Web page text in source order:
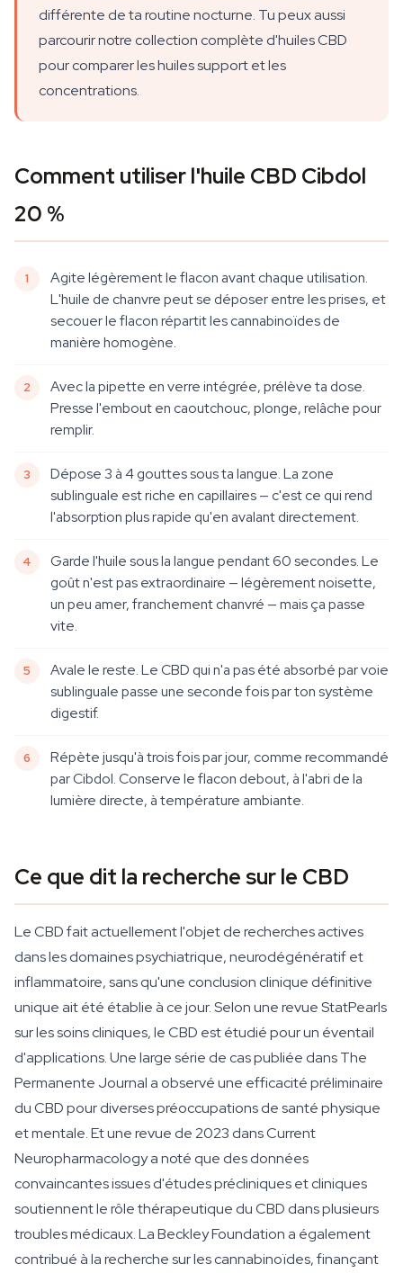
différente de ta routine nocturne. Tu peux aussi
parcourir notre collection complète d'huiles CBD
pour comparer les huiles support et les
concentrations.
Comment utiliser l'huile CBD Cibdol
20 %
Agite légèrement le flacon avant chaque utilisation.
L'huile de chanvre peut se déposer entre les prises, et
secouer le flacon répartit les cannabinoïdes de
manière homogène.
Avec la pipette en verre intégrée, prélève ta dose.
Presse l'embout en caoutchouc, plonge, relâche pour
remplir.
Dépose 3 à 4 gouttes sous ta langue. La zone
sublinguale est riche en capillaires — c'est ce qui rend
l'absorption plus rapide qu'en avalant directement.
Garde l'huile sous la langue pendant 60 secondes. Le
goût n'est pas extraordinaire — légèrement noisette,
un peu amer, franchement chanvré — mais ça passe
vite.
Avale le reste. Le CBD qui n'a pas été absorbé par voie
sublinguale passe une seconde fois par ton système
digestif.
Répète jusqu'à trois fois par jour, comme recommandé
par Cibdol. Conserve le flacon debout, à l'abri de la
lumière directe, à température ambiante.
Ce que dit la recherche sur le CBD
Le CBD fait actuellement l'objet de recherches actives
dans les domaines psychiatrique, neurodégénératif et
inflammatoire, sans qu'une conclusion clinique définitive
unique ait été établie à ce jour. Selon une revue StatPearls
sur les soins cliniques, le CBD est étudié pour un éventail
d'applications. Une large série de cas publiée dans The
Permanente Journal a observé une efficacité préliminaire
du CBD pour diverses préoccupations de santé physique
et mentale. Et une revue de 2023 dans Current
Neuropharmacology a noté que des données
convaincantes issues d'études précliniques et cliniques
soutiennent le rôle thérapeutique du CBD dans plusieurs
troubles médicaux. La Beckley Foundation a également
contribué à la recherche sur les cannabinoïdes, finançant